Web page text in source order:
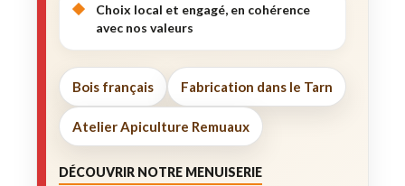
Choix local et engagé, en cohérence
avec nos valeurs
Bois français Fabrication dans le Tarn
Atelier Apiculture Remuaux
DÉCOUVRIR NOTRE MENUISERIE